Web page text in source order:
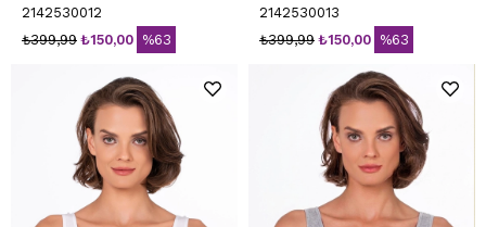
2142530012
₺150,00
₺399,99 %63
2142530013
₺150,00
₺399,99 %63